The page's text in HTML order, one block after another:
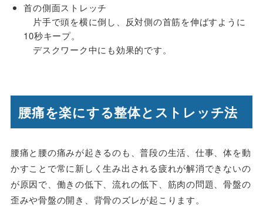
首の側面ストレッチ
片手で頭を横に倒し、反対側の首筋を伸ばすように
10秒キープ。
デスクワーク中にも効果的です。
腰痛を楽にする整体とストレッチ法
腰痛と腰の痛みが起きるのも、普段の生活、仕事、体を動
かすことで常に新しく生み出される疲れが解消できないの
が原因で、働きの低下、流れの低下、筋肉の問題、骨盤の
歪みや骨盤の開き、背骨のズレが起こります。